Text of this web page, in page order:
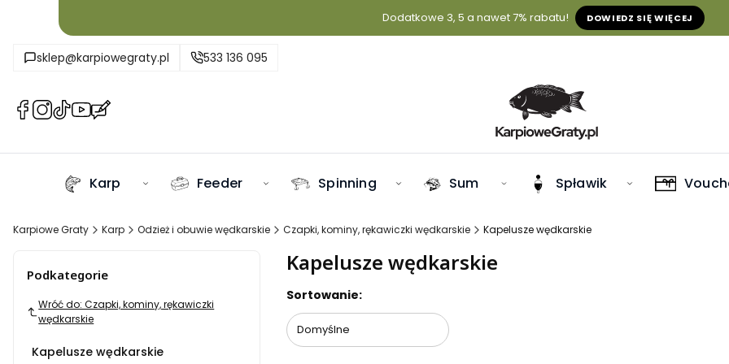
Dodatkowe 3, 5 a nawet 7% rabatu! DOWIEDZ SIĘ WIĘCEJ
sklep@karpiowegraty.pl 533 136 095
(Otwiera
karcie)
(Otwiera
karcie)
(Otwiera
karcie)
(Otwiera
karcie)
(Otwiera
karcie)
Karp Feeder Spinning Sum Spławik
Karpiowe Graty Karp Odzież i obuwie wędkarskie Czapki, kominy, rękawiczki wędkarskie Kapelusze wędkarskie
Podkategorie
Wróć do: Czapki, kominy, rękawiczki
wędkarskie
Kapelusze wędkarskie
Kapelusze wędkarskie
Lista produktów
Sortowanie:
Domyślne